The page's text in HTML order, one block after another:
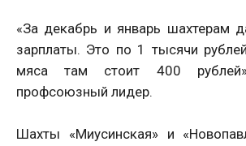
«За декабрь и январь шахтерам
зарплаты. Это по 1 тысячи
мяса там стоит 400
профсоюзный лидер.
Шахты «Миусинская» и